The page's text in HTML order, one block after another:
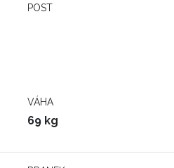
POST
VÁHA
69 kg